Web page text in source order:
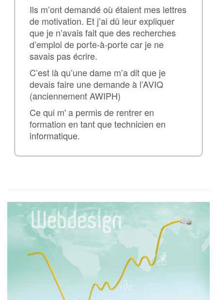
Ils m’ont demandé où étaient mes lettres
de motivation. Et j’ai dû leur expliquer
que je n’avais fait que des recherches
d’emploi de porte-à-porte car je ne
savais pas écrire.
C’est là qu’une dame m’a dit que je
devais faire une demande à l’AVIQ
(anciennement AWIPH)
Ce qui m' a permis de rentrer en
formation en tant que technicien en
informatique.